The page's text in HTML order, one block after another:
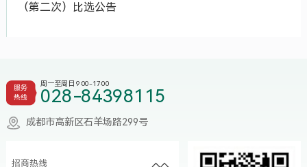
（第二次）比选公告
服务
热线
周一至周日 9:00-17:00
028-84398115
成都市高新区石羊场路299号
招商热线